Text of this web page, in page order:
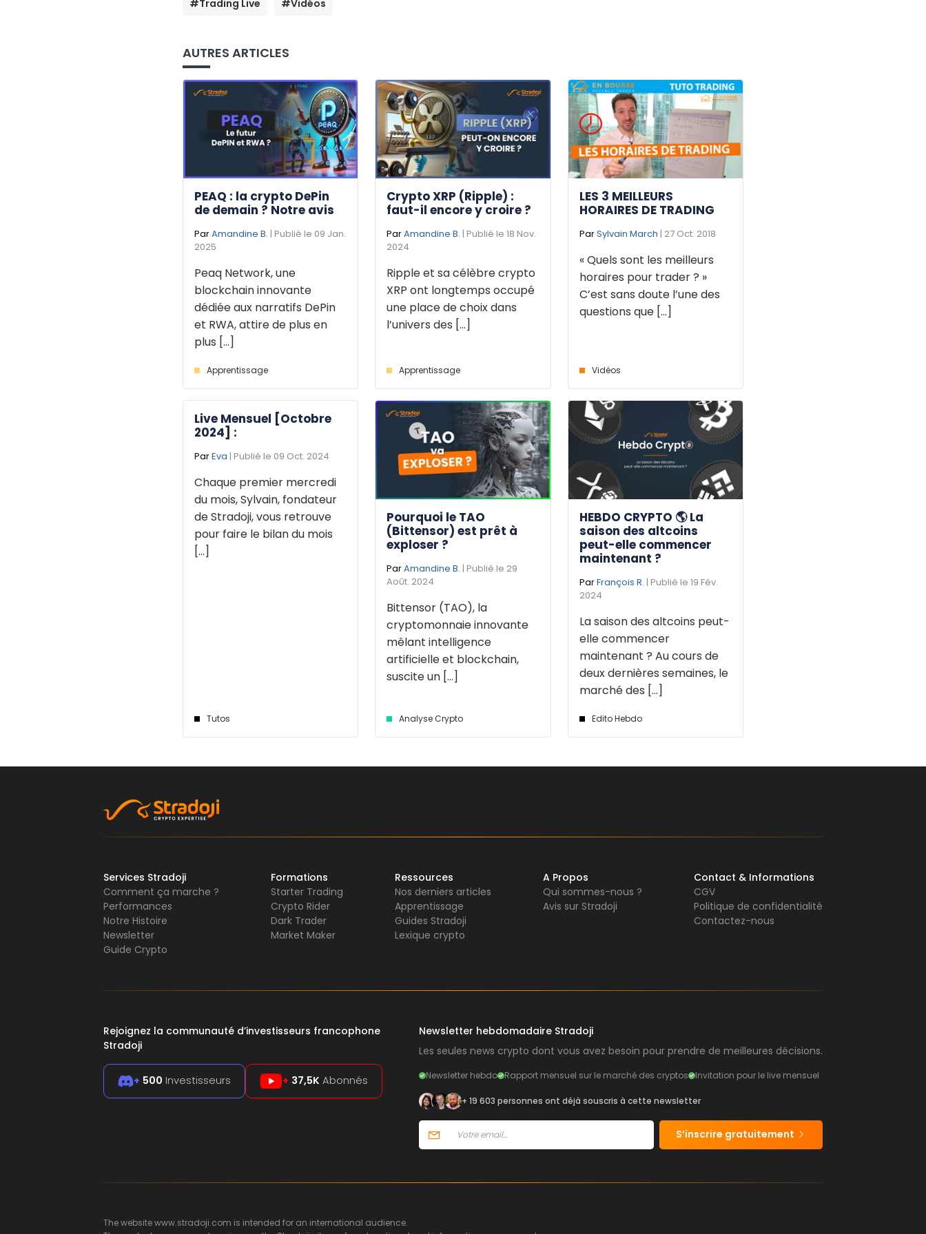
#Trading Live #Vidéos
AUTRES ARTICLES
PEAQ : la crypto DePin
de demain ? Notre avis
ParAmandine B. | Publié le 09 Jan.
2025
Peaq Network, une
blockchain innovante
dédiée aux narratifs DePin
et RWA, attire de plus en
plus [...]
Apprentissage
Crypto XRP (Ripple) :
faut-il encore y croire ?
ParAmandine B. | Publié le 18 Nov.
2024
Ripple et sa célèbre crypto
XRP ont longtemps occupé
une place de choix dans
l’univers des [...]
Apprentissage
LES 3 MEILLEURS
HORAIRES DE TRADING
ParSylvain March | 27 Oct. 2018
« Quels sont les meilleurs
horaires pour trader ? »
C’est sans doute l’une des
questions que [...]
Vidéos
Live Mensuel [Octobre
2024] :
ParEva | Publié le 09 Oct. 2024
Chaque premier mercredi
du mois, Sylvain, fondateur
de Stradoji, vous retrouve
pour faire le bilan du mois
[...]
Tutos
Pourquoi le TAO
(Bittensor) est prêt à
exploser ?
ParAmandine B. | Publié le 29
Août. 2024
Bittensor (TAO), la
cryptomonnaie innovante
mêlant intelligence
artificielle et blockchain,
suscite un [...]
Analyse Crypto
HEBDO CRYPTO 🌎 La
saison des altcoins
peut-elle commencer
maintenant ?
ParFrançois R. | Publié le 19 Fév.
2024
La saison des altcoins peut-
elle commencer
maintenant ? Au cours de
deux dernières semaines, le
marché des [...]
Edito Hebdo
Services Stradoji
Comment ça marche ?
Performances
Notre Histoire
Newsletter
Guide Crypto
Formations
Starter Trading
Crypto Rider
Dark Trader
Market Maker
Ressources
Nos derniers articles
Apprentissage
Guides Stradoji
Lexique crypto
A Propos
Qui sommes-nous ?
Avis sur Stradoji
Contact & Informations
CGV
Politique de confidentialité
Contactez-nous
Rejoignez la communauté d’investisseurs francophone
Stradoji
+ 500 Investisseurs + 37,5K Abonnés
Newsletter hebdomadaire Stradoji
Les seules news crypto dont vous avez besoin pour prendre de meilleures décisions.
Newsletter hebdo Rapport mensuel sur le marché des cryptos Invitation pour le live mensuel
+ 19 603 personnes ont déjà souscris à cette newsletter
S’inscrire gratuitement
The website www.stradoji.com is intended for an international audience.